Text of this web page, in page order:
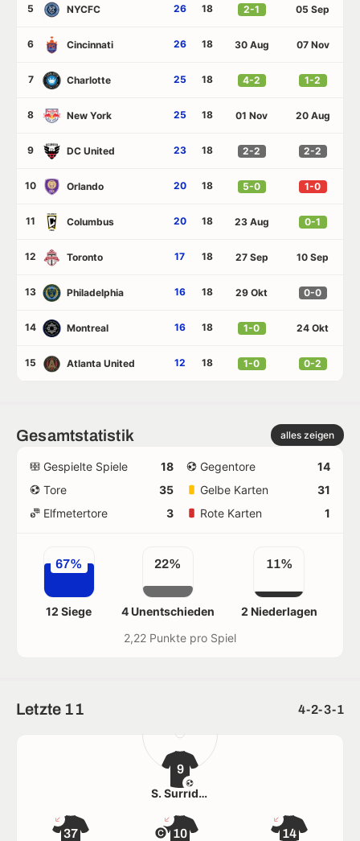
5 NYCFC 26 18 2-1 05 Sep
6 Cincinnati 26 18 30 Aug 07 Nov
7 Charlotte 25 18 4-2 1-2
8 New York 25 18 01 Nov 20 Aug
9 DC United 23 18 2-2 2-2
10 Orlando 20 18 5-0 1-0
11 Columbus 20 18 23 Aug 0-1
12 Toronto 17 18 27 Sep 10 Sep
13 Philadelphia 16 18 29 Okt 0-0
14 Montreal 16 18 1-0 24 Okt
15 Atlanta United 12 18 1-0 0-2
Gesamtstatistik alles zeigen
Gespielte Spiele 18 Gegentore
14
Tore
35 Gelbe Karten
31
Elfmetertore
3 Rote Karten 1
67%
12 Siege
22%
4 Unentschieden
11%
2 Niederlagen
2,22 Punkte pro Spiel
Letzte 11 4-2-3-1
37 10 14
9
S. Surridge